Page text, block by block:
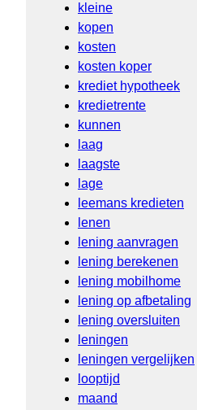
kleine
kopen
kosten
kosten koper
krediet hypotheek
kredietrente
kunnen
laag
laagste
lage
leemans kredieten
lenen
lening aanvragen
lening berekenen
lening mobilhome
lening op afbetaling
lening oversluiten
leningen
leningen vergelijken
looptijd
maand